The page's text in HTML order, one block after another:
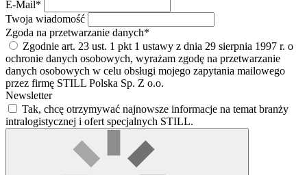
E-Mail*
Twoja wiadomość
Zgoda na przetwarzanie danych*
Zgodnie art. 23 ust. 1 pkt 1 ustawy z dnia 29 sierpnia 1997 r. o
ochronie danych osobowych, wyrażam zgodę na przetwarzanie
danych osobowych w celu obsługi mojego zapytania mailowego
przez firmę STILL Polska Sp. Z o.o.
Newsletter
Tak, chcę otrzymywać najnowsze informacje na temat branży
intralogistycznej i ofert specjalnych STILL.